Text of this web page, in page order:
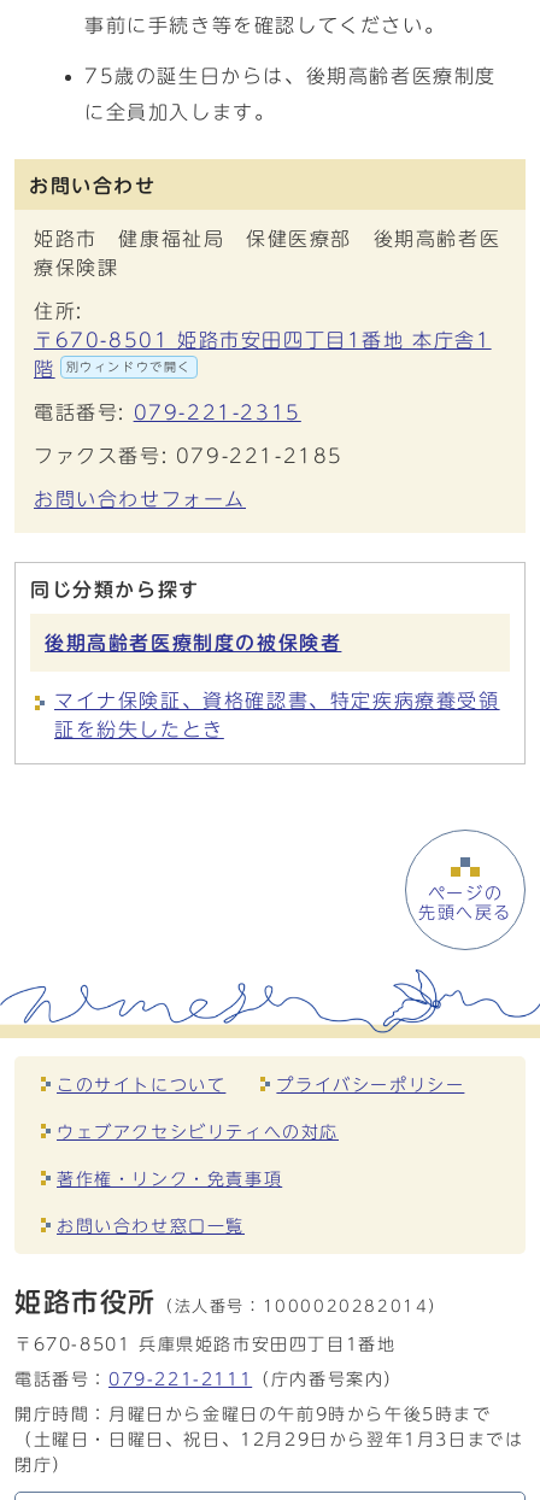
事前に手続き等を確認してください。
75歳の誕生日からは、後期高齢者医療制度
に全員加入します。
お問い合わせ
姫路市 健康福祉局 保健医療部 後期高齢者医
療保険課
住所:
〒670-8501 姫路市安田四丁目1番地 本庁舎1
階
別ウィンドウで開く
電話番号: 079-221-2315
ファクス番号: 079-221-2185
お問い合わせフォーム
同じ分類から探す
後期高齢者医療制度の被保険者
マイナ保険証、資格確認書、特定疾病療養受領
証を紛失したとき
ページの
先頭へ戻る
このサイトについて プライバシーポリシー
ウェブアクセシビリティへの対応
著作権・リンク・免責事項
お問い合わせ窓口一覧
姫路市役所 （法人番号： 1000020282014）
〒670-8501 兵庫県姫路市安田四丁目1番地
電話番号： 079-221-2111
（庁内番号案内）
開庁時間：月曜日から金曜日の午前9時から午後5時まで
（土曜日・日曜日、祝日、12月29日から翌年1月3日までは
閉庁）